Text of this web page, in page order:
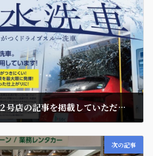
コイン洗車クリーン 長地２号店の記事を掲載していただきました。
次の記事